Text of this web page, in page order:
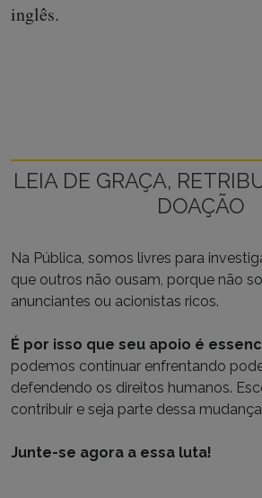
inglês.
LEIA DE GRAÇA,
DOAÇÃO
Na Pública, somos livres para
que outros não ousam, porque não
anunciantes ou acionistas ricos.
É por isso que seu apoio é
podemos continuar enfrentando
defendendo os direitos humanos.
contribuir e seja parte dessa
Junte-se agora a essa luta!